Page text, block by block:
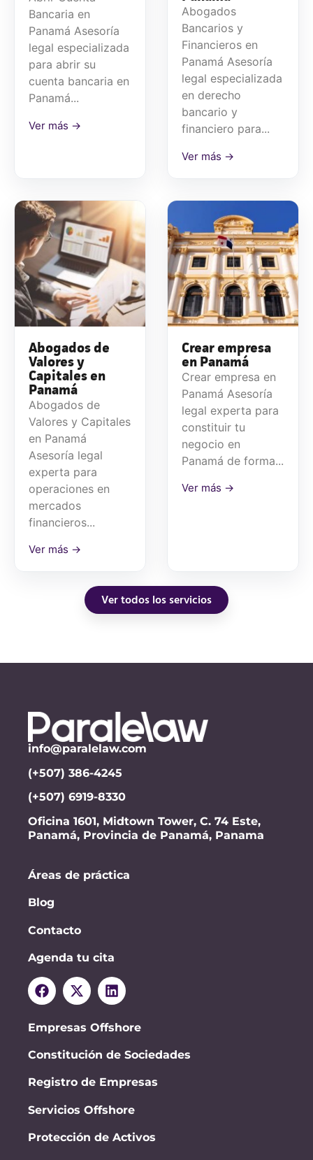
Bancaria en
Panamá Asesoría
legal especializada
para abrir su
cuenta bancaria en
Panamá...
Ver más →
Abogados
Bancarios y
Financieros en
Panamá Asesoría
legal especializada
en derecho
bancario y
financiero para...
Ver más →
Abogados de
Valores y
Capitales en
Panamá
Abogados de
Valores y Capitales
en Panamá
Asesoría legal
experta para
operaciones en
mercados
financieros...
Ver más →
Crear empresa
en Panamá
Crear empresa en
Panamá Asesoría
legal experta para
constituir tu
negocio en
Panamá de forma...
Ver más →
Ver todos los servicios
info@paralelaw.com
(+507) 386-4245
(+507) 6919-8330
Oficina 1601, Midtown Tower, C. 74 Este,
Panamá, Provincia de Panamá, Panama
Áreas de práctica
Blog
Contacto
Agenda tu cita
Empresas Offshore
Constitución de Sociedades
Registro de Empresas
Servicios Offshore
Protección de Activos